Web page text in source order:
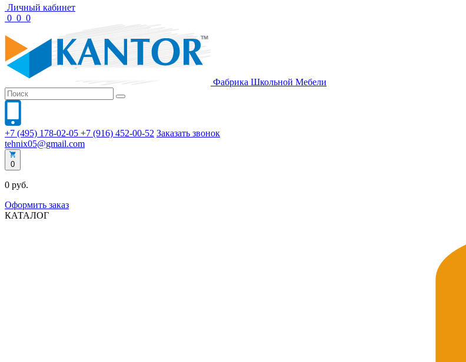
Личный кабинет
0 0 0
Фабрика Школьной Мебели
+7 (495) 178-02-05 +7 (916) 452-00-52 Заказать звонок
tehnix05@gmail.com
0
0 руб.
Оформить заказ
КАТАЛОГ